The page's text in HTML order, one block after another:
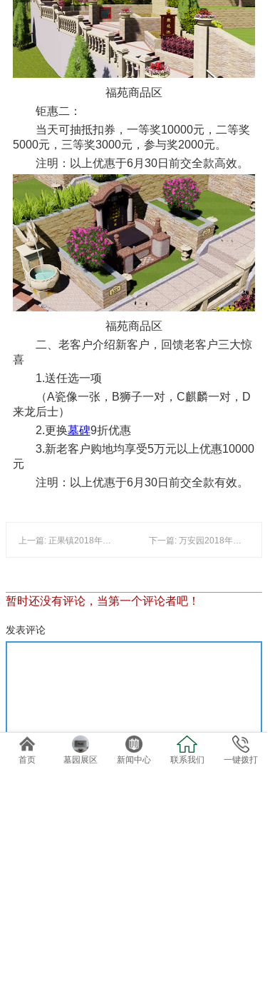
福苑商品区
钜惠二：
当天可抽抵扣券，一等奖10000元，二等奖
5000元，三等奖3000元，参与奖2000元。
注明：以上优惠于6月30日前交全款高效。
福苑商品区
二、老客户介绍新客户，回馈老客户三大惊
喜
1.送任选一项
（A瓷像一张，B狮子一对，C麒麟一对，D
来龙后士）
2.更换墓碑9折优惠
3.新老客户购地均享受5万元以上优惠10000
元
注明：以上优惠于6月30日前交全款有效。
下一篇: 万安园2018年清明祭祖相关事项的通知
暂时还没有评论，当第一个评论者吧！
发表评论
首页 墓园展区 新闻中心 联系我们 一键拨打